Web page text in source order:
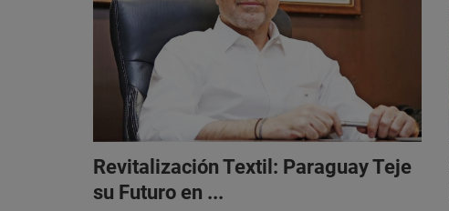
Revitalización Textil: Paraguay Teje
su Futuro en ...